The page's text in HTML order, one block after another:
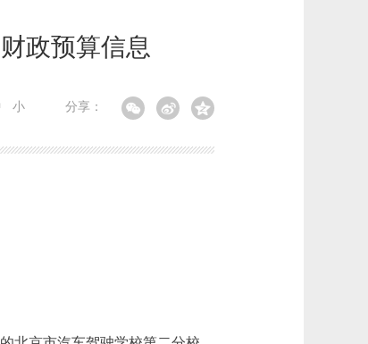
政预算信息
分享：
小